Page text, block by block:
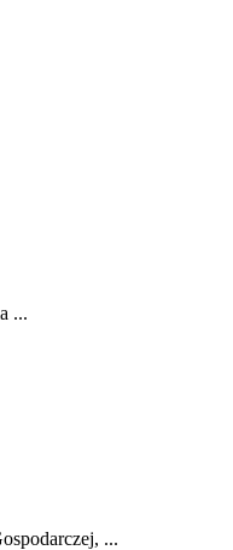
...
...